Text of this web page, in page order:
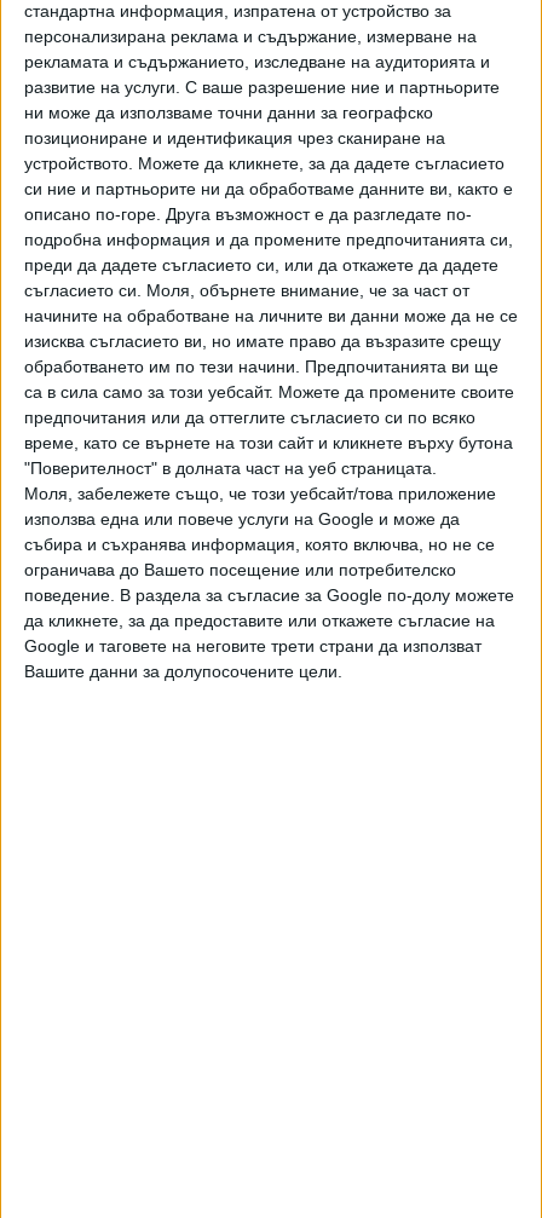
стандартна информация, изпратена от устройство за
персонализирана реклама и съдържание, измерване на
рекламата и съдържанието, изследване на аудиторията и
развитие на услуги. С ваше разрешение ние и партньорите
ни може да използваме точни данни за географско
позициониране и идентификация чрез сканиране на
устройството. Можете да кликнете, за да дадете съгласието
си ние и партньорите ни да обработваме данните ви, както е
описано по-горе. Друга възможност е да разгледате по-
подробна информация и да промените предпочитанията си,
преди да дадете съгласието си, или да откажете да дадете
съгласието си. Моля, обърнете внимание, че за част от
начините на обработване на личните ви данни може да не се
изисква съгласието ви, но имате право да възразите срещу
обработването им по тези начини. Предпочитанията ви ще
са в сила само за този уебсайт. Можете да промените своите
предпочитания или да оттеглите съгласието си по всяко
време, като се върнете на този сайт и кликнете върху бутона
"Поверителност" в долната част на уеб страницата.
Моля, забележете също, че този уебсайт/това приложение
използва една или повече услуги на Google и може да
събира и съхранява информация, която включва, но не се
ограничава до Вашето посещение или потребителско
поведение. В раздела за съгласие за Google по-долу можете
да кликнете, за да предоставите или откажете съгласие на
Google и таговете на неговите трети страни да използват
Вашите данни за долупосочените цели.
АВТОРИ